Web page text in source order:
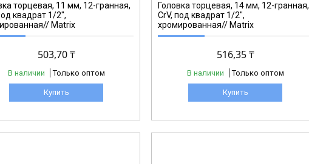
торцевая, 11 мм, 12-гранная,
квадрат 1/2",
Matrix
503,70 ₸
В наличии Только оптом
Купить
Головка торцевая, 14 мм, 12-гранная,
CrV, под квадрат 1/2",
хромированная// Matrix
516,35 ₸
В наличии Только оптом
Купить